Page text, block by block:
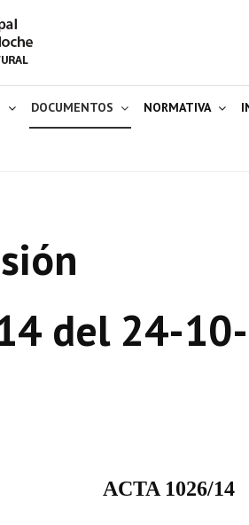
DOCUMENTOS NORMATIVA
del 24-
ACTA 1026/14